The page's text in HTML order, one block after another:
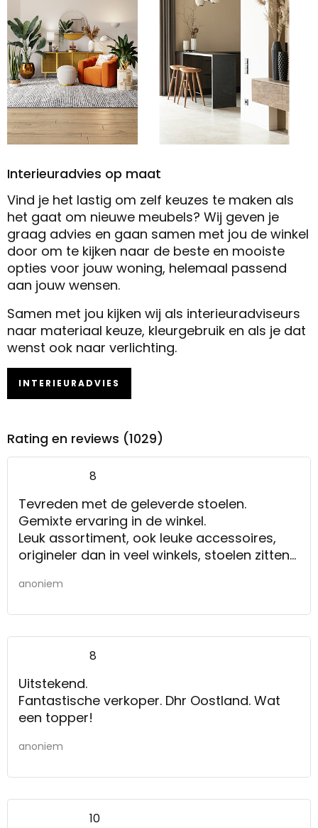
Interieuradvies op maat
Vind je het lastig om zelf keuzes te maken als
het gaat om nieuwe meubels? Wij geven je
graag advies en gaan samen met jou de winkel
door om te kijken naar de beste en mooiste
opties voor jouw woning, helemaal passend
aan jouw wensen.
Samen met jou kijken wij als interieuradviseurs
naar materiaal keuze, kleurgebruik en als je dat
wenst ook naar verlichting.
INTERIEURADVIES
Rating en reviews (1029)
8
Tevreden met de geleverde stoelen.
Gemixte ervaring in de winkel.
Leuk assortiment, ook leuke accessoires,
origineler dan in veel winkels, stoelen zitten
anoniem
8
Uitstekend.
Fantastische verkoper. Dhr Oostland. Wat
een topper!
anoniem
10